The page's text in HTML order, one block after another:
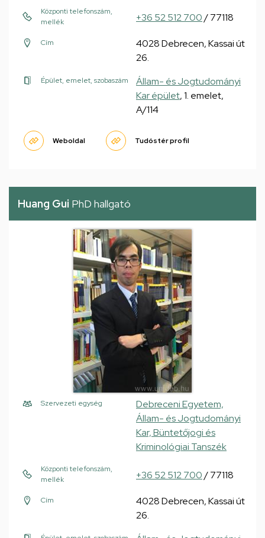
Központi telefonszám,
mellék
+36 52 512 700/ 77118
Cím
4028 Debrecen, Kassai út
26.
Épület, emelet, szobaszám
Állam- és Jogtudományi
Kar épület, 1. emelet,
A/114
Weboldal Tudóstér profil
Huang Gui PhD hallgató
Szervezeti egység
Debreceni Egyetem,
Állam- és Jogtudományi
Kar, Büntetőjogi és
Kriminológiai Tanszék
Központi telefonszám,
mellék
+36 52 512 700/ 77118
Cím
4028 Debrecen, Kassai út
26.